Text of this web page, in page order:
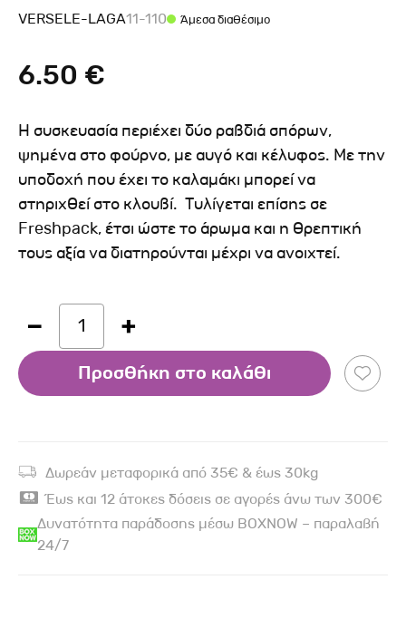
VERSELE-LAGA11-110 Άμεσα διαθέσιμο
6.50 €
Η συσκευασία περιέχει δύο ραβδιά σπόρων,
ψημένα στο φούρνο, με αυγό και κέλυφος. Με την
υποδοχή που έχει το καλαμάκι μπορεί να
στηριχθεί στο κλουβί. Τυλίγεται επίσης σε
Freshpack, έτσι ώστε το άρωμα και η θρεπτική
τους αξία να διατηρούνται μέχρι να ανοιχτεί.
1
Προσθήκη στο καλάθι
Δωρεάν μεταφορικά από 35€ & έως 30kg
Έως και 12 άτοκες δόσεις σε αγορές άνω των 300€
Δυνατότητα παράδοσης μέσω BOXNOW – παραλαβή
24/7